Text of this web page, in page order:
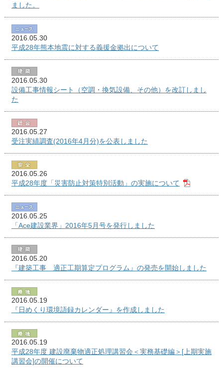
ました。
2016.05.30
平成28年熊本地震に対する義援金拠出について
2016.05.30
設備工事情報シート（空調・換気設備、その他）を改訂しまし
た
2016.05.27
受注実績調査(2016年4月分)を公表しました
2016.05.26
平成28年度「災害防止対策特別活動」の実施について
2016.05.25
「Ace建設業界」2016年5月号を発行しました
2016.05.20
『建築工事 適正工期算定プログラム』の発売を開始しました
2016.05.19
『日めくり環境語録カレンダー』を作成しました
2016.05.19
平成28年度 建設廃棄物適正処理講習会＜実務基礎編＞[上期実施
講習会]の開催について